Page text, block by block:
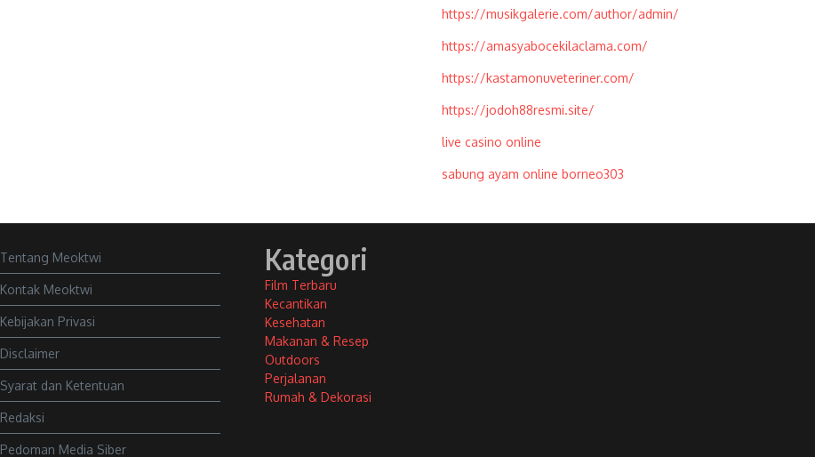
https://musikgalerie.com/author/admin/
https://amasyabocekilaclama.com/
https://kastamonuveteriner.com/
https://jodoh88resmi.site/
live casino online
sabung ayam online borneo303
Tentang Meoktwi
Kontak Meoktwi
Kebijakan Privasi
Disclaimer
Syarat dan Ketentuan
Redaksi
Pedoman Media Siber
Kategori
Film Terbaru
Kecantikan
Kesehatan
Makanan & Resep
Outdoors
Perjalanan
Rumah & Dekorasi